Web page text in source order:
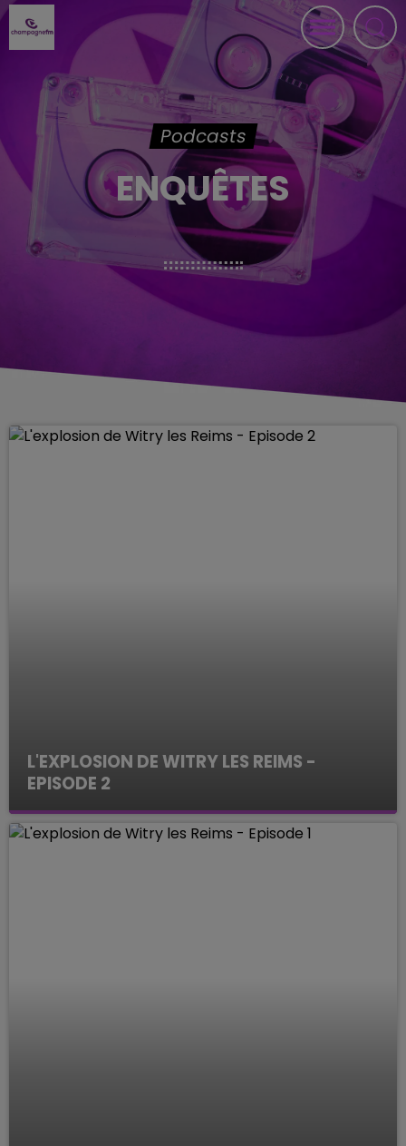
Podcasts
ENQUÊTES
L'EXPLOSION DE WITRY LES REIMS -
EPISODE 2
ENQUETES